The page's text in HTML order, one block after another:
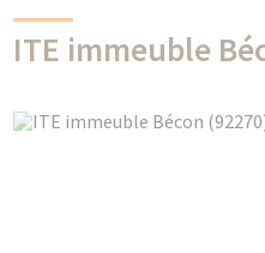
ITE immeuble